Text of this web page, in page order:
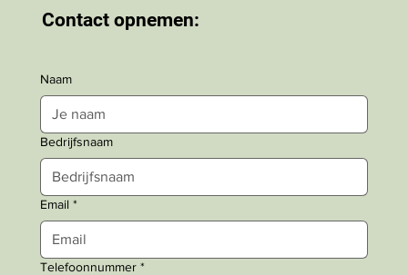
Contact opnemen:
Naam
Bedrijfsnaam
Email *
Telefoonnummer *